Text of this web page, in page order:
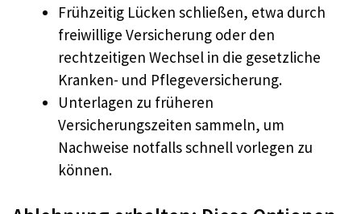
Frühzeitig Lücken schließen, etwa durch
freiwillige Versicherung oder den
rechtzeitigen Wechsel in die gesetzliche
Kranken- und Pflegeversicherung.
Unterlagen zu früheren
Versicherungszeiten sammeln, um
Nachweise notfalls schnell vorlegen zu
können.